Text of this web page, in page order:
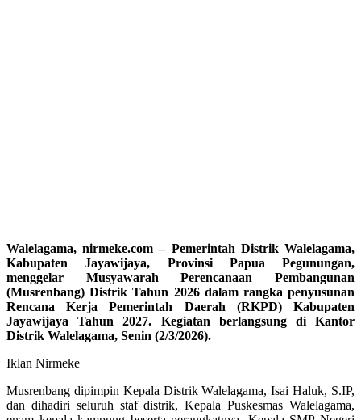
Walelagama, nirmeke.com – Pemerintah Distrik Walelagama,
Kabupaten Jayawijaya, Provinsi Papua Pegunungan,
menggelar Musyawarah Perencanaan Pembangunan
(Musrenbang) Distrik Tahun 2026 dalam rangka penyusunan
Rencana Kerja Pemerintah Daerah (RKPD) Kabupaten
Jayawijaya Tahun 2027. Kegiatan berlangsung di Kantor
Distrik Walelagama, Senin (2/3/2026).
Iklan Nirmeke
Musrenbang dipimpin Kepala Distrik Walelagama, Isai Haluk, S.IP,
dan dihadiri seluruh staf distrik, Kepala Puskesmas Walelagama,